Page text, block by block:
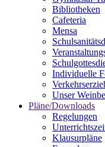
Bibliotheken
Cafeteria
Mensa
Individuelle
Unser
Pläne/Downloads
Regelungen
Klausurpläne